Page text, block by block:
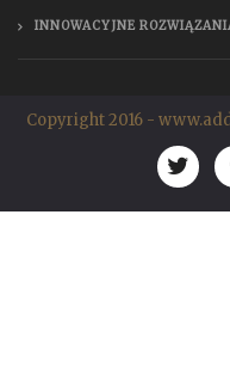
INNOWACYJNE
Copyright 2016 -